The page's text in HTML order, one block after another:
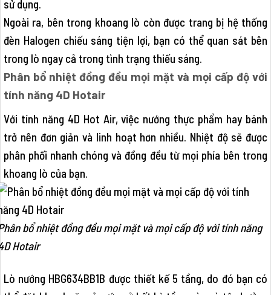
sử dụng.
Ngoài ra, bên trong khoang lò còn được trang bị hệ thống
đèn Halogen chiếu sáng tiện lợi, bạn có thể quan sát bên
trong lò ngay cả trong tình trạng thiếu sáng.
Phân bổ nhiệt đồng đều mọi mặt và mọi cấp độ với
tính năng 4D Hotair
Với tính năng 4D Hot Air, việc nướng thực phẩm hay bánh
trở nên đơn giản và linh hoạt hơn nhiều. Nhiệt độ sẽ được
phân phối nhanh chóng và đồng đều từ mọi phía bên trong
khoang lò của bạn.
bổ nhiệt đồng đều mọi mặt và mọi cấp độ với tính năng
Hotair
Lò nướng HBG634BB1B được thiết kế 5 tầng, do đó bạn có